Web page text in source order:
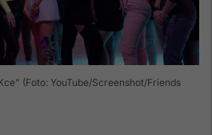
(Foto: YouTube/Screenshot/Friends